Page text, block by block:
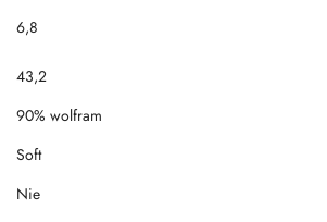
6,8
43,2
90% wolfram
Soft
Nie